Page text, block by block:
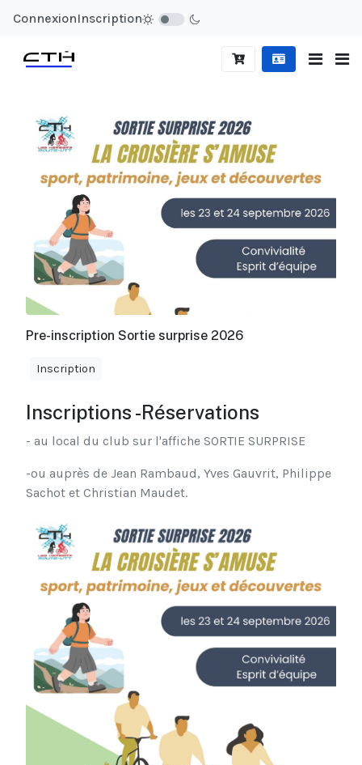
ConnexionInscription
Pre-inscription Sortie surprise 2026
Inscription
Inscriptions -Réservations
- au local du club sur l'affiche SORTIE SURPRISE
-ou auprès de Jean Rambaud, Yves Gauvrit, Philippe
Sachot et Christian Maudet.